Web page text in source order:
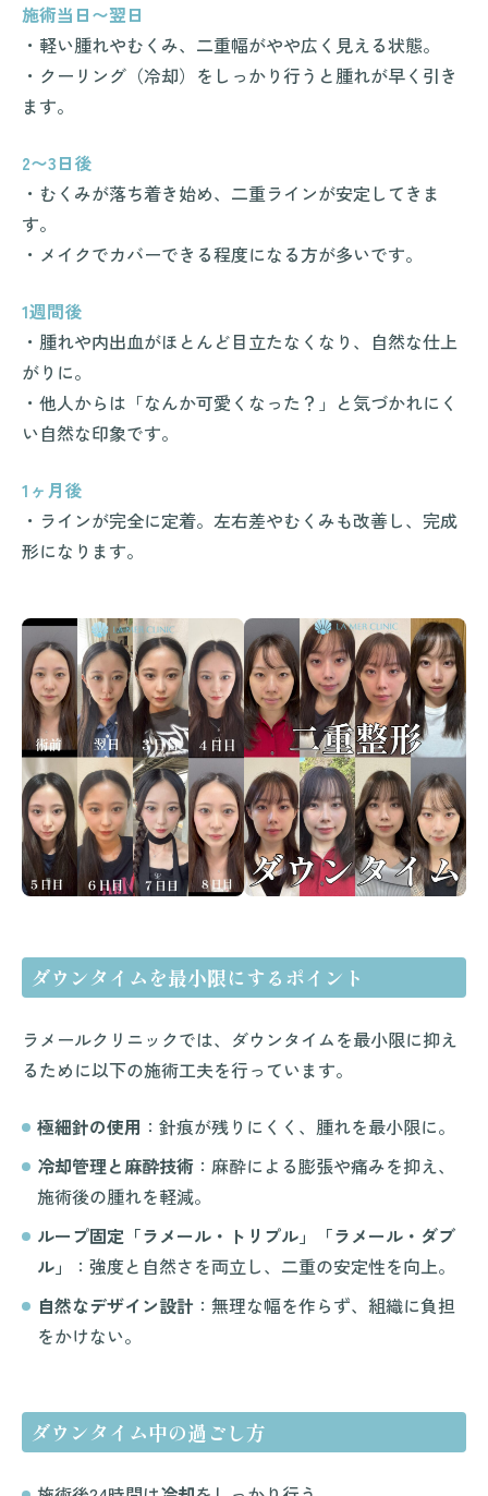
施術当日〜翌日
・軽い腫れやむくみ、二重幅がやや広く見える状態。
・クーリング（冷却）をしっかり行うと腫れが早く引き
ます。
2〜3日後
・むくみが落ち着き始め、二重ラインが安定してきま
す。
・メイクでカバーできる程度になる方が多いです。
1週間後
・腫れや内出血がほとんど目立たなくなり、自然な仕上
がりに。
・他人からは「なんか可愛くなった？」と気づかれにく
い自然な印象です。
1ヶ月後
・ラインが完全に定着。左右差やむくみも改善し、完成
形になります。
ダウンタイムを最小限にするポイント
ラメールクリニックでは、ダウンタイムを最小限に抑え
るために以下の施術工夫を行っています。
極細針の使用 ：針痕が残りにくく、腫れを最小限に。
冷却管理と麻酔技術 ：麻酔による膨張や痛みを抑え、
施術後の腫れを軽減。
ループ固定「ラメール・トリプル」「ラメール・ダブ
ル」
：強度と自然さを両立し、二重の安定性を向上。
自然なデザイン設計 ：無理な幅を作らず、組織に負担
をかけない。
ダウンタイム中の過ごし方